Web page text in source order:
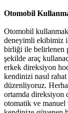
Otomobil
Otomobil
deneyimli ekibimiz
birliği ile belirlenen
şekilde araç
erkek direksiyon
kendinizi nasıl
düzenliyoruz.
ortamda direksiyon
otomatik ve manuel